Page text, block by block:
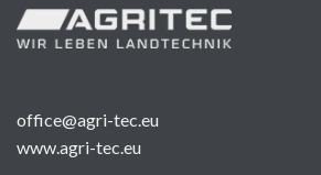
office@agri-tec.eu
www.agri-tec.eu